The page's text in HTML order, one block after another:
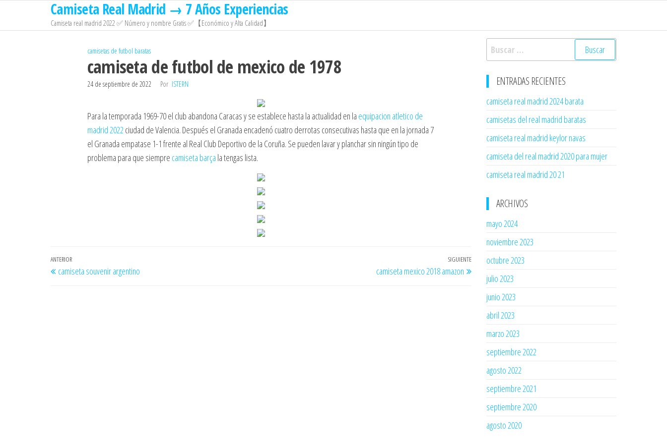
contenido
Camiseta Real Madrid → 7 Años Experiencias
Camiseta real madrid 2022 ✅ Número y nombre Gratis ✅【Económico y Alta Calidad】
camisetas de futbol baratas
camiseta de futbol de mexico de 1978
24 de septiembre de 2022 Por ISTERN
Para la temporada 1969-70 el club abandona Caracas y se establece hasta la actualidad en la equipacion atletico de
madrid 2022ciudad de Valencia. Después el Granada encadenó cuatro derrotas consecutivas hasta que en la jornada 7
el Granada empatase 1-1 frente al Real Club Deportivo de la Coruña. Se pueden lavar y planchar sin ningún tipo de
problema para que siempre camiseta barça la tengas lista.
Navegación
de
Entrada
anterior
ANTERIOR
camiseta souvenir argentino
Entrada
siguiente
SIGUIENTE
camiseta mexico 2018 amazon
Buscar:
ENTRADAS RECIENTES
camiseta real madrid 2024 barata
camisetas del real madrid baratas
camiseta real madrid keylor navas
camiseta del real madrid 2020 para mujer
camiseta real madrid 20 21
ARCHIVOS
mayo 2024
noviembre 2023
octubre 2023
julio 2023
junio 2023
abril 2023
marzo 2023
septiembre 2022
agosto 2022
septiembre 2021
septiembre 2020
agosto 2020